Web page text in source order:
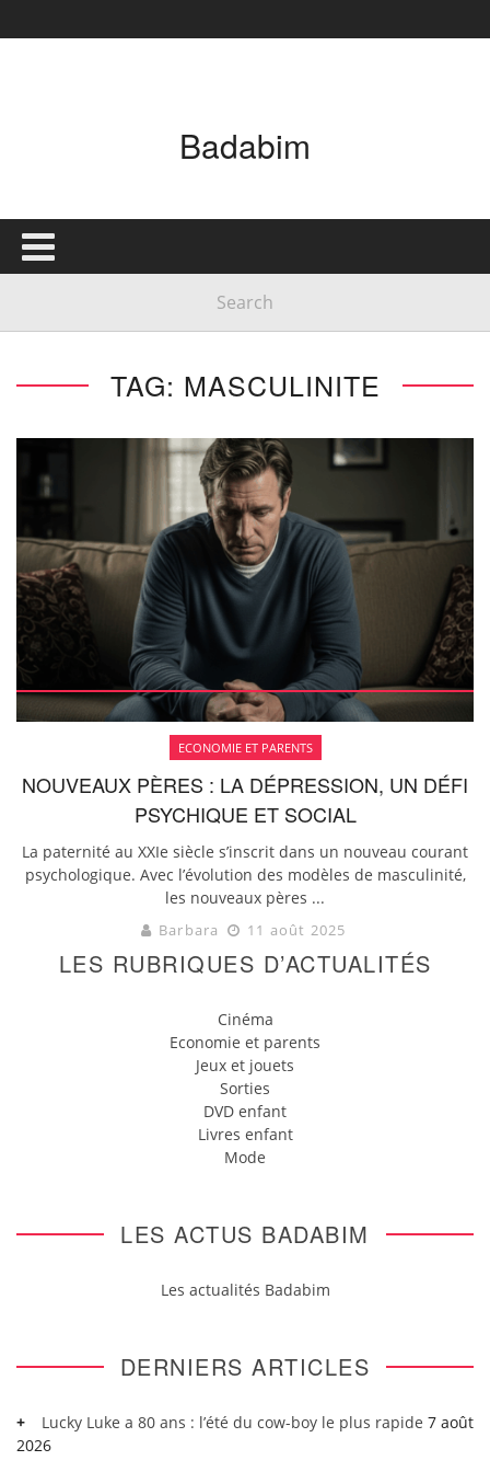
Badabim
TAG: MASCULINITE
ECONOMIE ET PARENTS
NOUVEAUX PÈRES : LA DÉPRESSION, UN DÉFI
PSYCHIQUE ET SOCIAL
La paternité au XXIe siècle s’inscrit dans un nouveau courant
psychologique. Avec l’évolution des modèles de masculinité,
les nouveaux pères ...
Barbara 11 août 2025
LES RUBRIQUES D’ACTUALITÉS
Cinéma
Economie et parents
Jeux et jouets
Sorties
DVD enfant
Livres enfant
Mode
LES ACTUS BADABIM
Les actualités Badabim
DERNIERS ARTICLES
Lucky Luke a 80 ans : l’été du cow-boy le plus rapide 7 août
2026